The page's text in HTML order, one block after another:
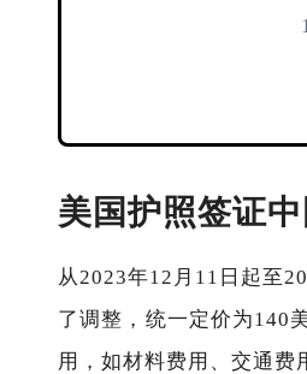
美国护照签证
从2023年12月11日起至
了调整，统一定价为140
用，如材料费用、交通费